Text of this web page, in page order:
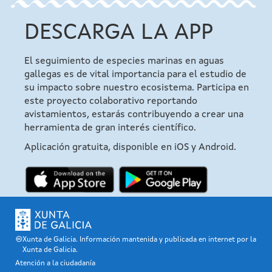
DESCARGA LA APP
El seguimiento de especies marinas en aguas
gallegas es de vital importancia para el estudio de
su impacto sobre nuestro ecosistema. Participa en
este proyecto colaborativo reportando
avistamientos, estarás contribuyendo a crear una
herramienta de gran interés científico.
Aplicación gratuita, disponible en iOS y Android.
Xunta de Galicia. Información mantenida y publicada en internet por la
Xunta de Galicia.
Atención a la ciudadanía